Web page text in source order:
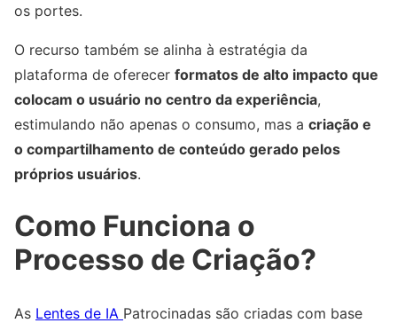
os portes.
O recurso também se alinha à estratégia da
plataforma de oferecer formatos de alto impacto que
colocam o usuário no centro da experiência,
estimulando não apenas o consumo, mas a criação e
o compartilhamento de conteúdo gerado pelos
próprios usuários.
Como Funciona o
Processo de Criação?
As Lentes de IA Patrocinadas são criadas com base